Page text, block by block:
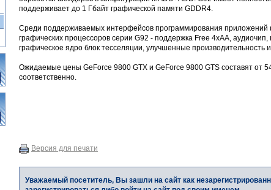
поддерживает до 1 Гбайт графической памяти GDDR4.
Среди поддерживаемых интерфейсов программирования приложений
графических процессоров серии G92 - поддержка Free 4xAA,
графическое ядро блок тесселяции, улучшенные производительность
Ожидаемые цены GeForce 9800 GTX и GeForce 9800 GTS составят от
соответственно.
Версия для печати
Уважаемый посетитель, Вы зашли на сайт как